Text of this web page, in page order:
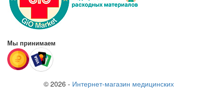
Мы принимаем
© 2026 - Интернет-магазин медицинских